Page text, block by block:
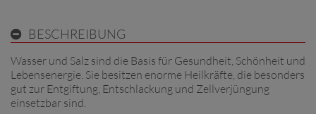
BESCHREIBUNG
Wasser und Salz sind die Basis für Gesundheit, Schönheit und
Lebensenergie. Sie besitzen enorme Heilkräfte, die besonders
gut zur Entgiftung, Entschlackung und Zellverjüngung
einsetzbar sind.